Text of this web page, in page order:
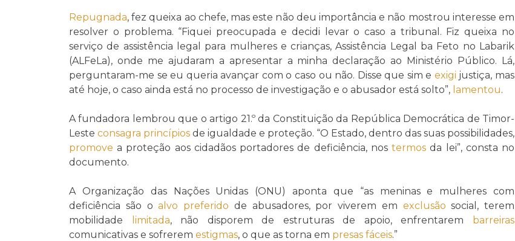
Repugnada, fez queixa ao chefe, mas este não deu importância e não mostrou interesse em
resolver o problema. “Fiquei preocupada e decidi levar o caso a tribunal. Fiz queixa no
serviço de assistência legal para mulheres e crianças, Assistência Legal ba Feto no Labarik
(ALFeLa), onde me ajudaram a apresentar a minha declaração ao Ministério Público. Lá,
perguntaram-me se eu queria avançar com o caso ou não. Disse que sim e exigi justiça, mas
até hoje, o caso ainda está no processo de investigação e o abusador está solto”, lamentou.
A fundadora lembrou que o artigo 21.º da Constituição da República Democrática de Timor-
Leste consagra princípios de igualdade e proteção. “O Estado, dentro das suas possibilidades,
promove a proteção aos cidadãos portadores de deficiência, nostermos da lei”, consta no
documento.
A Organização das Nações Unidas (ONU) aponta que “as meninas e mulheres com
deficiência são oalvo preferido de abusadores, por viverem em exclusão social, terem
mobilidade
limitada, não disporem de estruturas de apoio, enfrentarem barreiras
comunicativas e sofrerem estigmas, o que as torna em presas fáceis.”